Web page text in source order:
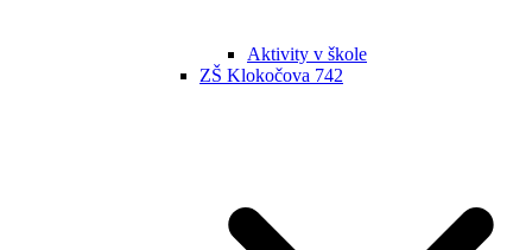
Aktivity v škole
ZŠ Klokočova 742